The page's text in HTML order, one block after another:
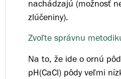
nachádzajú (možnosť
zlúčeniny).
Zvoľte správnu
Na to, že ide o ornú
pH(CaCl) pôdy veľmi